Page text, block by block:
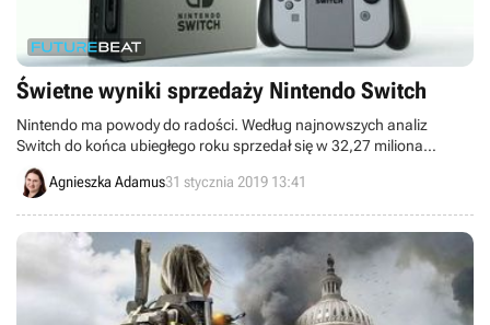
Świetne wyniki sprzedaży Nintendo Switch
Nintendo ma powody do radości. Według najnowszych analiz
Switch do końca ubiegłego roku sprzedał się w 32,27 miliona
egzemplarzy. Imponująca jest również sprzedaż gier na tę konsolę,
zwłaszcza Super Smash Bros. Ultimate, które jest najszybciej
Agnieszka Adamus31 stycznia 2019 13:41